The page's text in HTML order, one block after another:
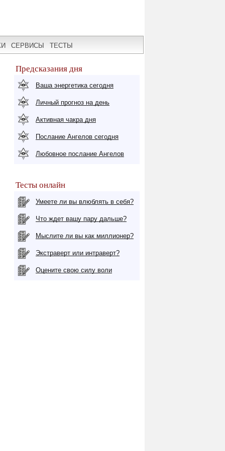
СЕРВИСЫ ТЕСТЫ
Предсказания дня
Ваша энергетика сегодня
Личный прогноз на день
Активная чакра дня
Послание Ангелов сегодня
Любовное послание Ангелов
Тесты онлайн
Умеете ли вы влюблять в себя?
Что ждет вашу пару дальше?
Мыслите ли вы как миллионер?
Экстраверт или интраверт?
Оцените свою силу воли